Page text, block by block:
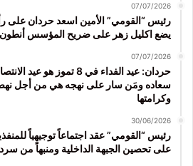
07/07/2026
رئيس “القومي” الأمين اسعد حردان على
يضع اكليل زهر على ضريح المؤسس
07/07/2026
حردان: عيد الفداء في 8 تموز
سعاده ومَن سار على نهجه هي من أجل نهضة
وكرامتها
30/06/2026
رئيس “القومي” عقد اجتماعاً توجيهياً
على تحصين الجبهة الداخلية ومنبهاً من